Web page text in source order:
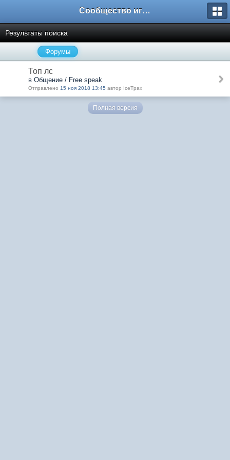
Сообщество игроков L2BesT.Org
Результаты поиска
Форумы
Топ лс
в Общение / Free speak
Отправлено 15 ноя 2018 13:45 автор IceTpax
Полная версия